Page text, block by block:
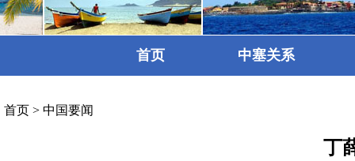
首页 中塞关系
首页 > 中国要闻
丁